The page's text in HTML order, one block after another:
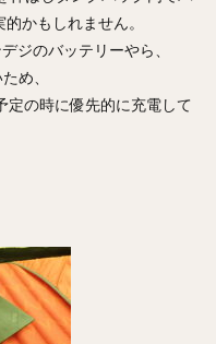
かもしれません。
ジのバッテリーやら、
め、
定の時に優先的に充電して